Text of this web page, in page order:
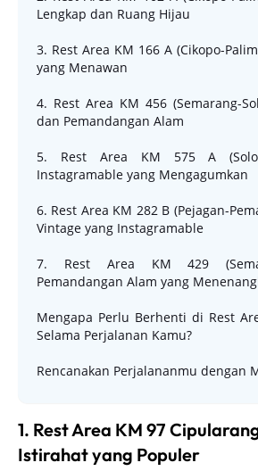
Lengkap dan Ruang Hijau
3. Rest Area KM 166 A (Cikopo-
yang Menawan
4. Rest Area KM 456 (Semarang-
dan Pemandangan Alam
5. Rest Area KM 575 A
Instagramable yang Mengagumkan
6. Rest Area KM 282 B (Pejagan-
Vintage yang Instagramable
7. Rest Area KM 429
Pemandangan Alam yang
Mengapa Perlu Berhenti di Rest
Selama Perjalanan Kamu?
Rencanakan Perjalananmu dengan
1. Rest Area KM 97
Istirahat yang Populer